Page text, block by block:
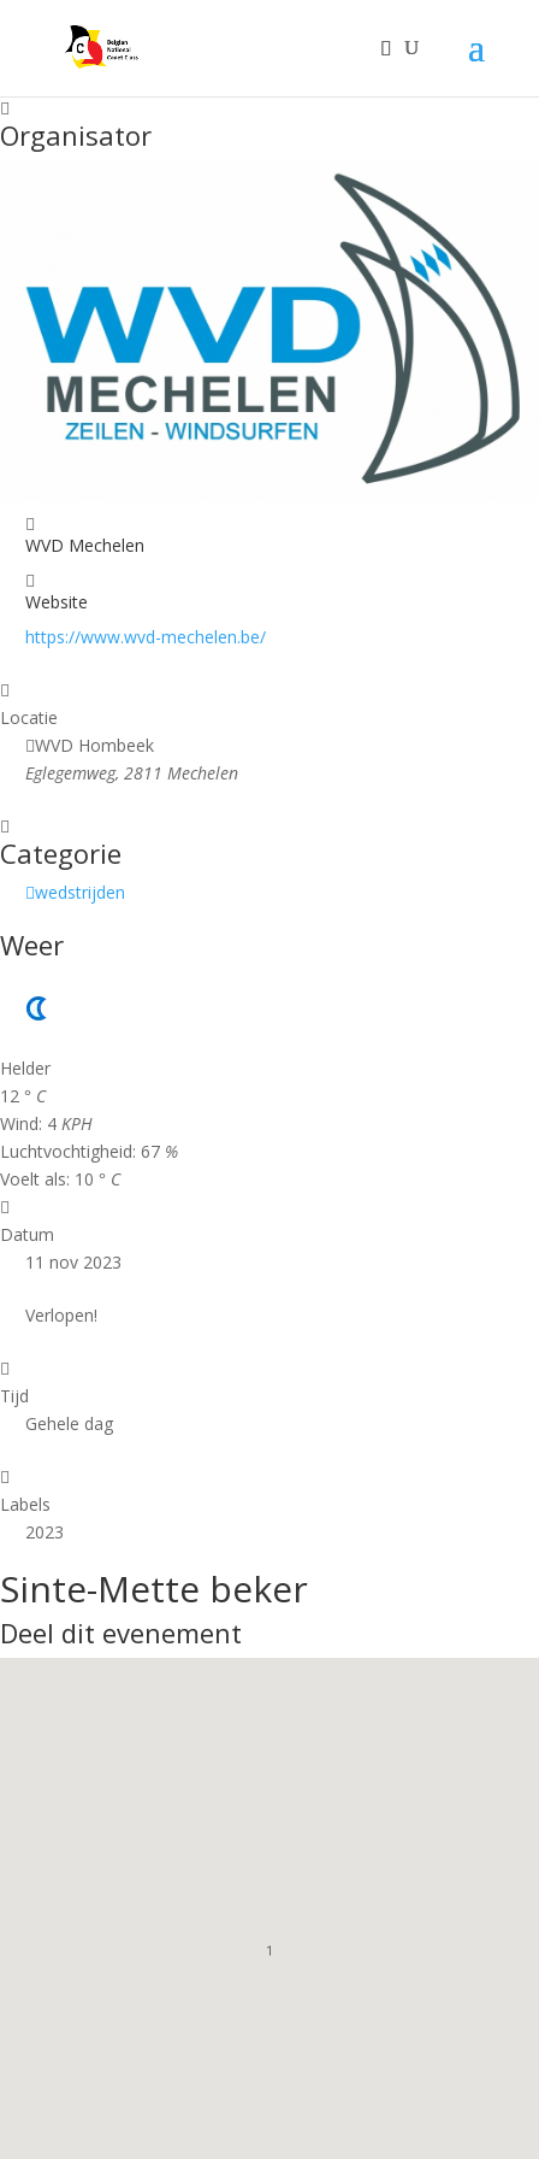
Organisator
WVD Mechelen
Website
https://www.wvd-mechelen.be/
Locatie
WVD Hombeek
Eglegemweg, 2811 Mechelen
Categorie
wedstrijden
Weer
Helder
12 ° C
Wind: 4 KPH
Luchtvochtigheid: 67 %
Voelt als: 10 ° C
Datum
11 nov 2023
Verlopen!
Tijd
Gehele dag
Labels
2023
Sinte-Mette beker
Deel dit evenement
1